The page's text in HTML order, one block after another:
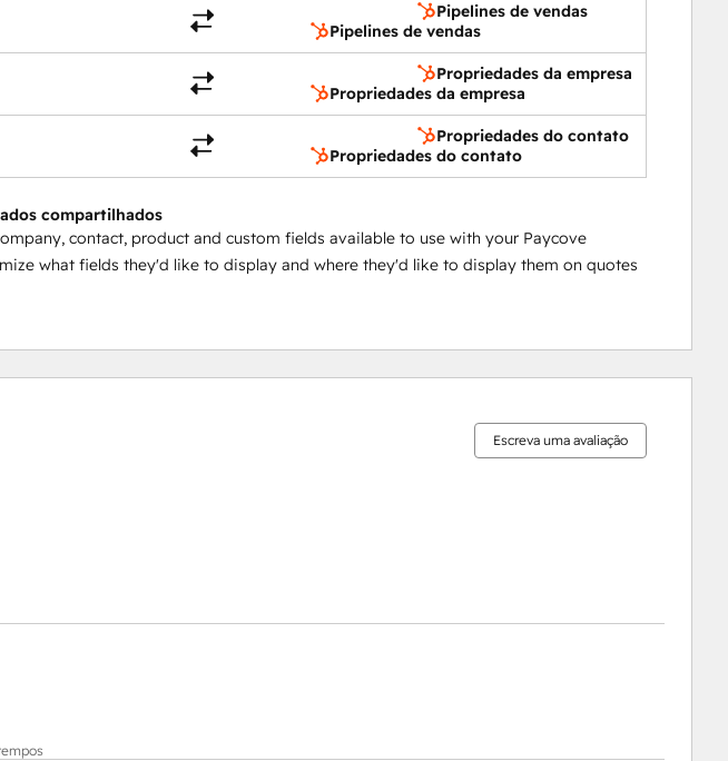
Pipelines de vendas
Pipelines de vendas
Propriedades da empresa
Propriedades da empresa
Propriedades do contato
Propriedades do contato
compartilhados
contact, product and custom fields available to use with your Paycove
what fields they'd like to display and where they'd like to display them on quotes
Escreva uma avaliação